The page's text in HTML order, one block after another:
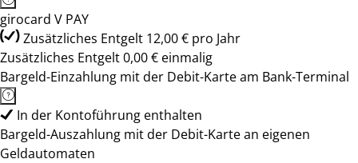
girocard V PAY
Zusätzliches Entgelt 12,00 € pro Jahr
Zusätzliches Entgelt 0,00 € einmalig
Bargeld-Einzahlung mit der Debit-Karte am Bank-Terminal
In der Kontoführung enthalten
Bargeld-Auszahlung mit der Debit-Karte an eigenen
Geldautomaten